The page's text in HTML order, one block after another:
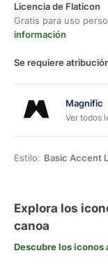
Licencia de Flaticon
Gratis para uso
información
Se requiere
Magnific
Ver todos
Estilo: Basic Accent
Explora los
canoa
Descubre los iconos